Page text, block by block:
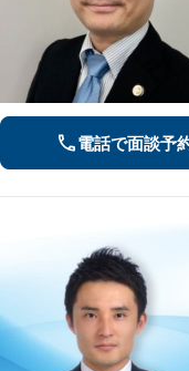
電話で面談予